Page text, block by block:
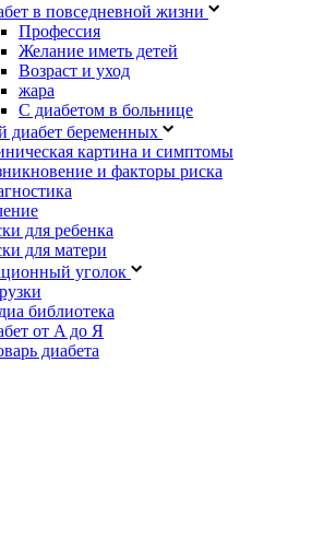
в повседневной жизни
Профессия
Желание иметь детей
Возраст и уход
жара
С диабетом в больнице
диабет беременных
картина и симптомы
и факторы риска
для ребенка
для матери
уголок
библиотека
от A до Я
диабета